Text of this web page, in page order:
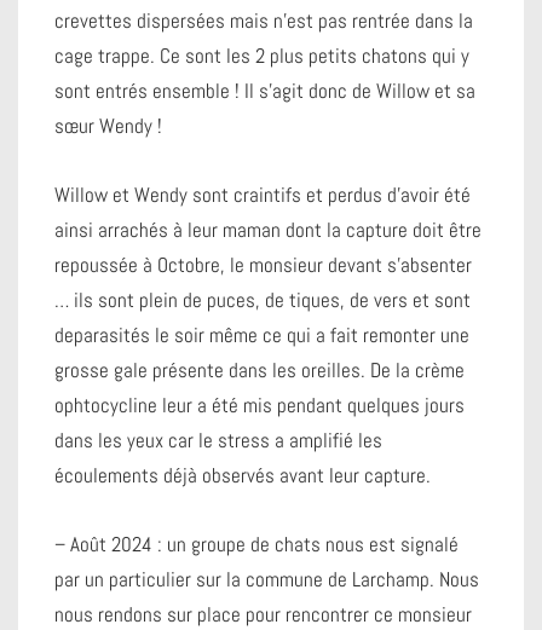
crevettes dispersées mais n’est pas rentrée dans la
cage trappe. Ce sont les 2 plus petits chatons qui y
sont entrés ensemble ! Il s’agit donc de Willow et sa
sœur Wendy !
Willow et Wendy sont craintifs et perdus d’avoir été
ainsi arrachés à leur maman dont la capture doit être
repoussée à Octobre, le monsieur devant s’absenter
… ils sont plein de puces, de tiques, de vers et sont
deparasités le soir même ce qui a fait remonter une
grosse gale présente dans les oreilles. De la crème
ophtocycline leur a été mis pendant quelques jours
dans les yeux car le stress a amplifié les
écoulements déjà observés avant leur capture.
– Août 2024 : un groupe de chats nous est signalé
par un particulier sur la commune de Larchamp. Nous
nous rendons sur place pour rencontrer ce monsieur